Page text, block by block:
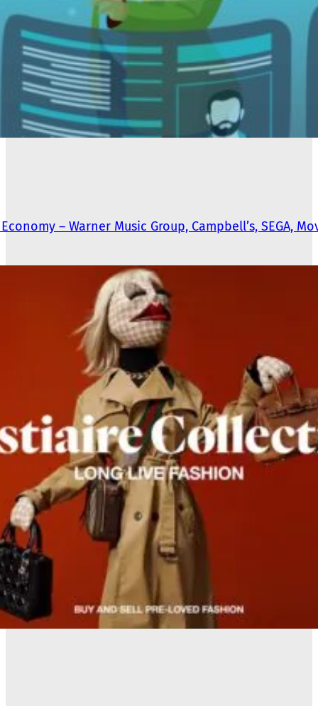
– Warner Music Group, Campbell’s, SEGA,